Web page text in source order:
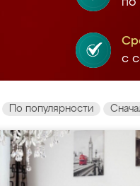
по
с
По популярности